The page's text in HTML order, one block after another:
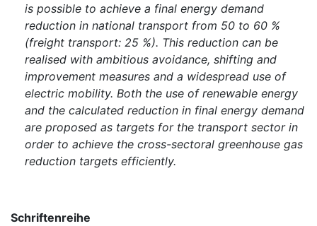
is possible to achieve a final energy demand
reduction in national transport from 50 to 60 %
(freight transport: 25 %). This reduction can be
realised with ambitious avoidance, shifting and
improvement measures and a widespread use of
electric mobility. Both the use of renewable energy
and the calculated reduction in final energy demand
are proposed as targets for the transport sector in
order to achieve the cross-sectoral greenhouse gas
reduction targets efficiently.
Schriftenreihe